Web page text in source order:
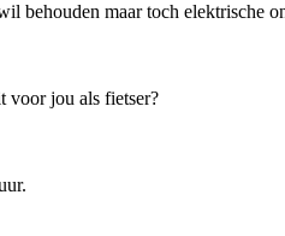
behouden maar toch elektrische
voor jou als fietser?